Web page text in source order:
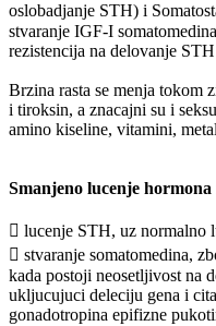
oslobadjanje STH) i
stvaranje IGF-I
rezistencija na delovanje
Brzina rasta se menja tokom
i tiroksin, a znacajni su i
amino kiseline, vitamini,
Smanjeno lucenje
 lucenje STH, uz normalno
 stvaranje somatomedina,
kada postoji neosetljivost na
ukljucujuci deleciju gena i
gonadotropina epifizne